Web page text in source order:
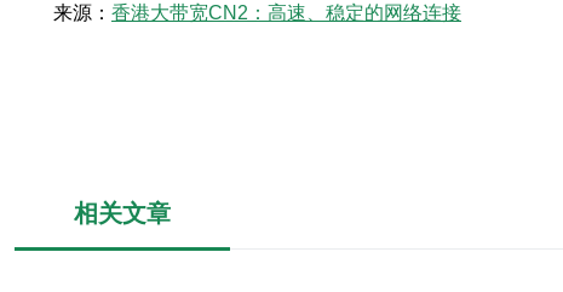
来源： 香港大带宽CN2：高速、稳定的网络连接
相关文章